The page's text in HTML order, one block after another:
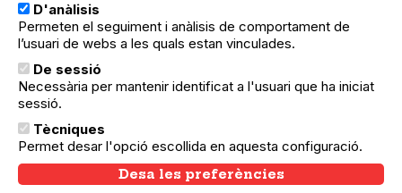
Activitats en què col·labora
D'anàlisis
Permeten el seguiment i anàlisis de comportament de
l’usuari de webs a les quals estan vinculades.
De sessió
Necessària per mantenir identificat a l'usuari que ha iniciat
sessió.
Tècniques
Permet desar l'opció escollida en aquesta configuració.
Desa les preferències